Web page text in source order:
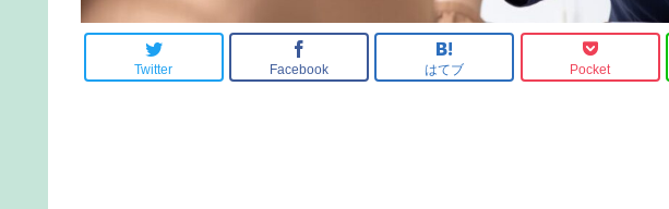
Twitter Facebook はてブ Pocket